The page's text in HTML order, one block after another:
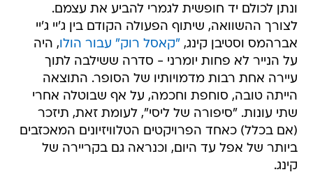
ונתן לכולם יד חופשית לגמרי להביע את עצמם.
לצורך ההשוואה, שיתוף הפעולה הקודם בין ג'יי ג'יי
אברהמס וסטיבן קינג, "קאסל רוק" עבור הולו, היה
על הנייר לא פחות יומרני - סדרה ששילבה לתוך
עיירה אחת רבות מדמויותיו של הסופר. התוצאה
הייתה טובה, סוחפת וחכמה, על אף שבוטלה אחרי
שתי עונות. "סיפורה של ליסי", לעומת זאת, תיזכר
(אם בכלל) כאחד הפרויקטים הטלוויזיונים המאכזבים
ביותר של אפל עד היום, וכנראה גם בקריירה של
קינג.